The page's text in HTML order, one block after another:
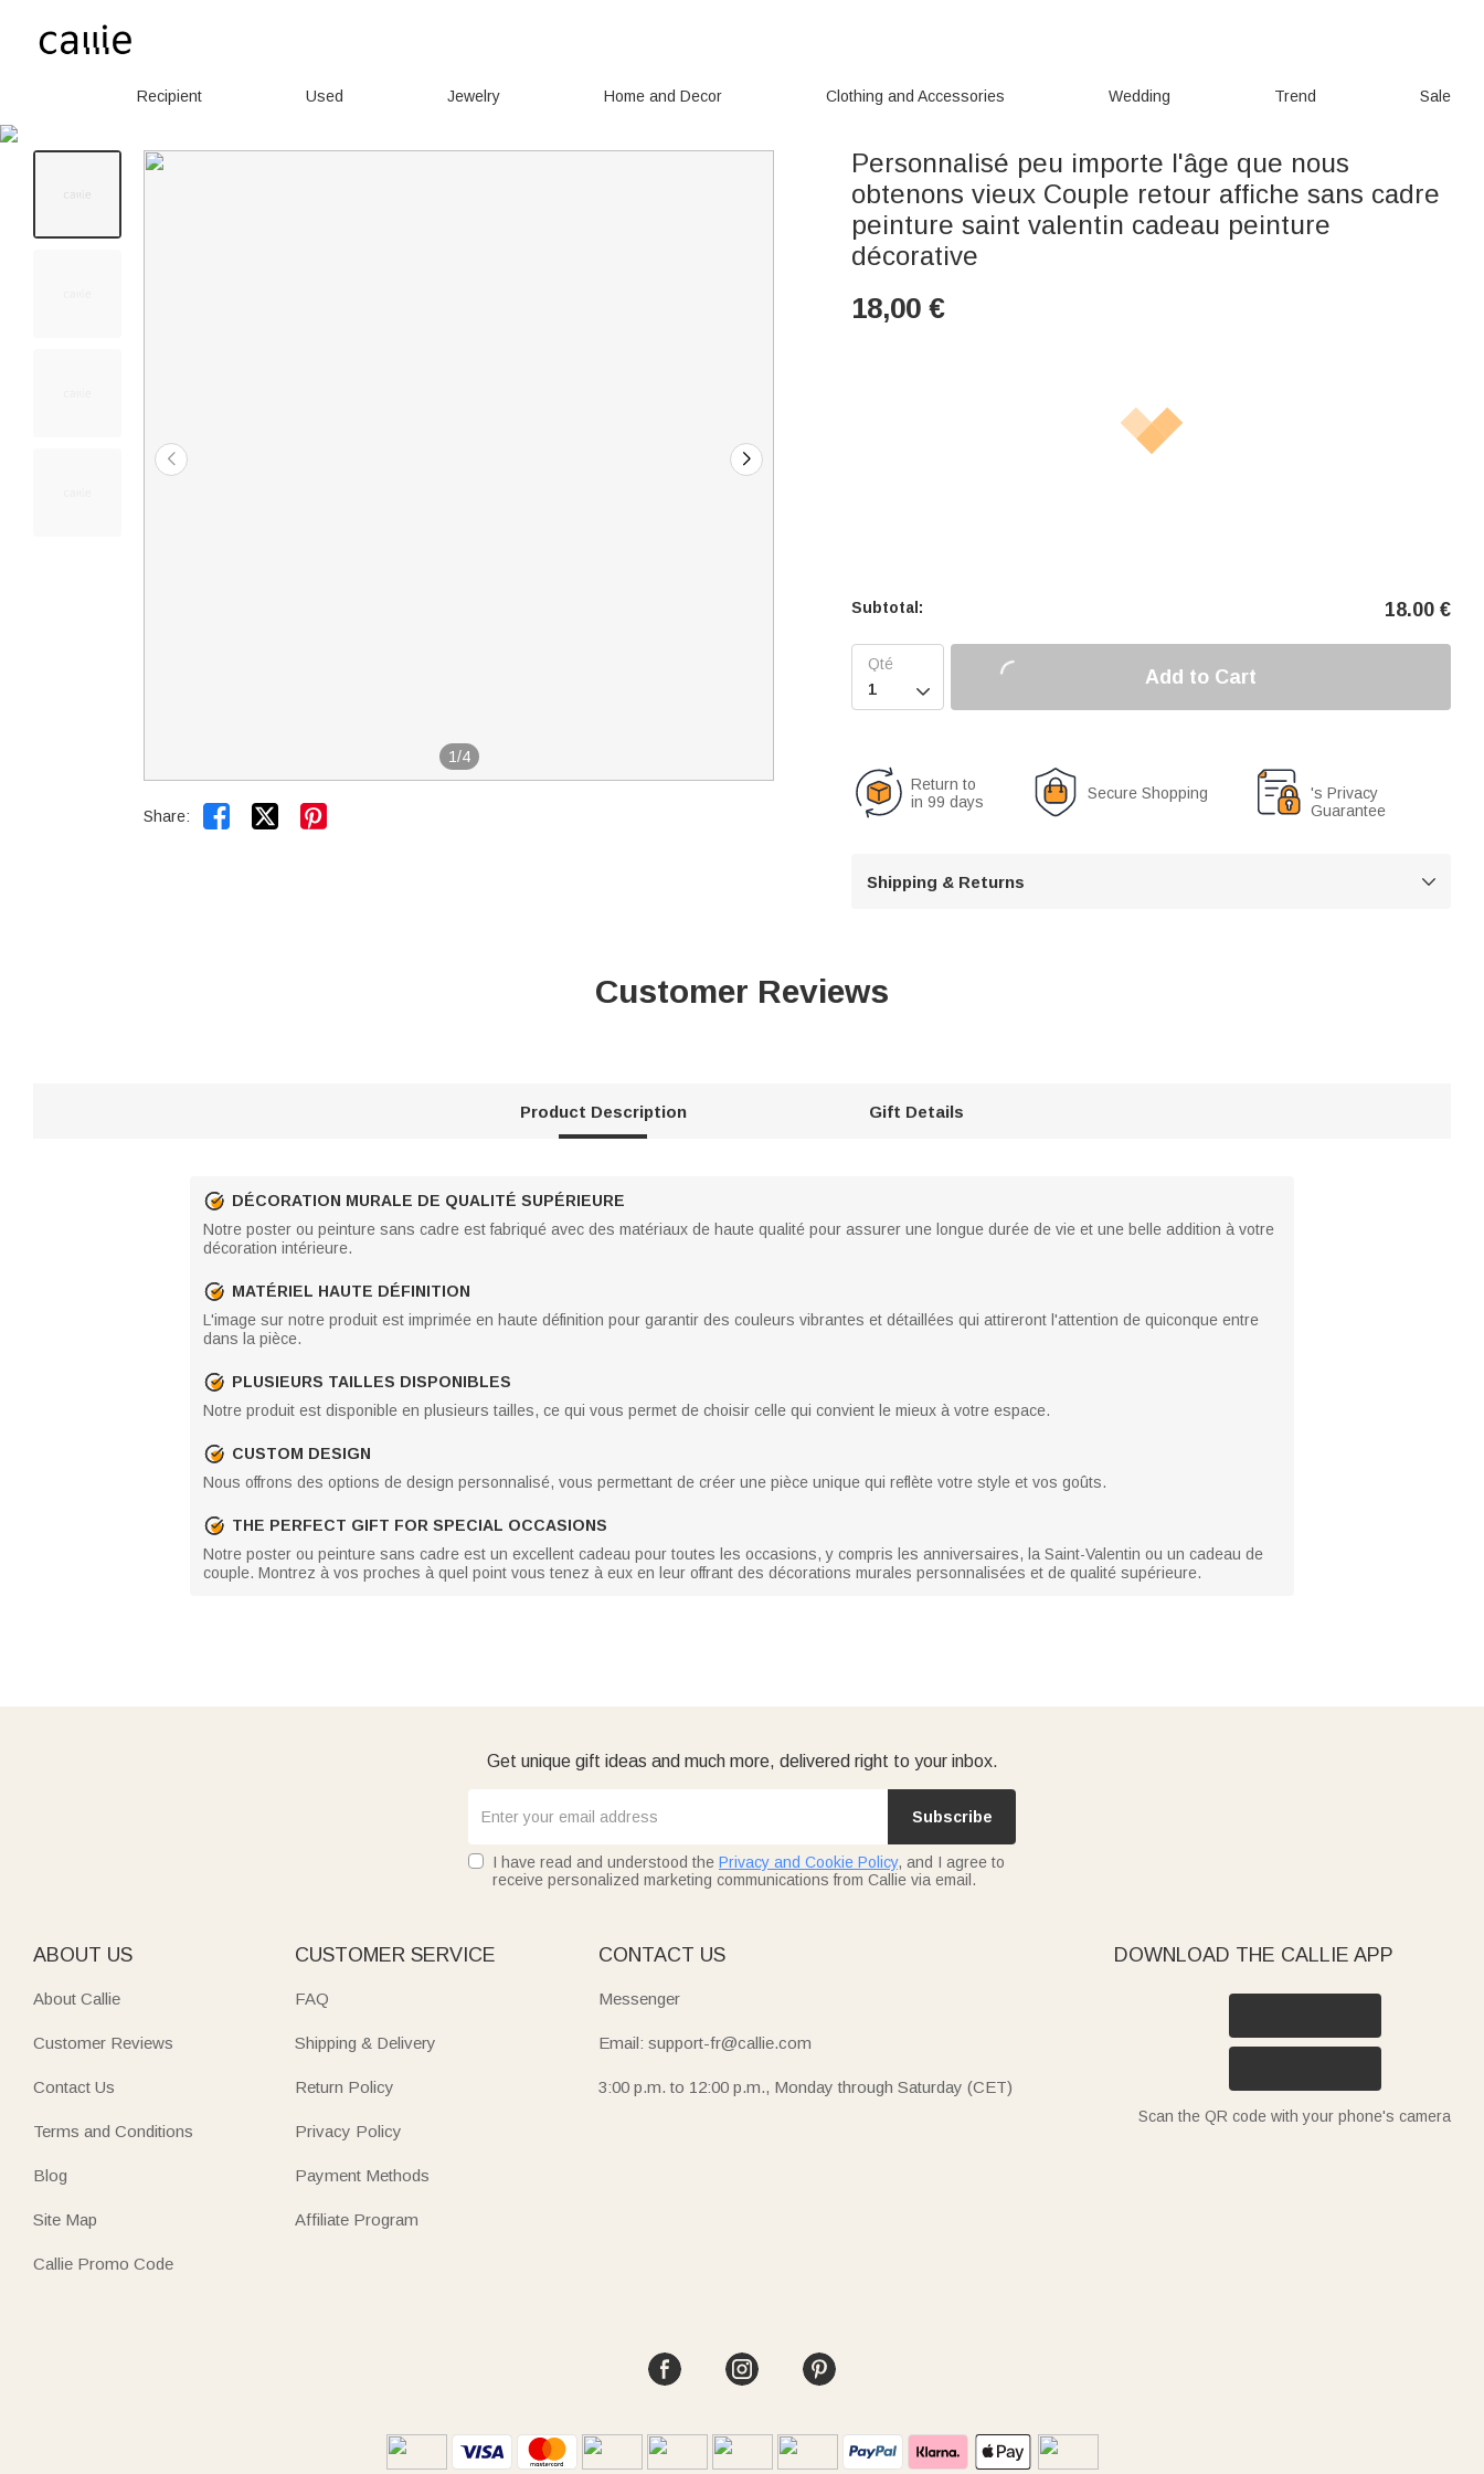
Recipient Used Jewelry Home and Decor Clothing and Accessories Wedding Trend Sale
1/4
Share:  
Personnalisé peu importe l'âge que nous
obtenons vieux Couple retour affiche sans cadre
peinture saint valentin cadeau peinture
décorative
18,00 €
Subtotal: 18.00 €

Add to Cart
Return to
in 99 days
Secure Shopping
's Privacy
Guarantee
Shipping & Returns 
Customer Reviews
Product Description Gift Details
DÉCORATION MURALE DE QUALITÉ SUPÉRIEURE
Notre poster ou peinture sans cadre est fabriqué avec des matériaux de haute qualité pour assurer une longue durée de vie et une belle addition à votre
décoration intérieure.
MATÉRIEL HAUTE DÉFINITION
L'image sur notre produit est imprimée en haute définition pour garantir des couleurs vibrantes et détaillées qui attireront l'attention de quiconque entre
dans la pièce.
PLUSIEURS TAILLES DISPONIBLES
Notre produit est disponible en plusieurs tailles, ce qui vous permet de choisir celle qui convient le mieux à votre espace.
CUSTOM DESIGN
Nous offrons des options de design personnalisé, vous permettant de créer une pièce unique qui reflète votre style et vos goûts.
THE PERFECT GIFT FOR SPECIAL OCCASIONS
Notre poster ou peinture sans cadre est un excellent cadeau pour toutes les occasions, y compris les anniversaires, la Saint-Valentin ou un cadeau de
couple. Montrez à vos proches à quel point vous tenez à eux en leur offrant des décorations murales personnalisées et de qualité supérieure.
Get unique gift ideas and much more, delivered right to your inbox.
Subscribe
I have read and understood the Privacy and Cookie Policy, and I agree to
receive personalized marketing communications from Callie via email.
ABOUT US
About Callie
Customer Reviews
Contact Us
Terms and Conditions
Blog
Site Map
Callie Promo Code
CUSTOMER SERVICE
FAQ
Shipping & Delivery
Return Policy
Privacy Policy
Payment Methods
Affiliate Program
CONTACT US
Messenger
Email: support-fr@callie.com
3:00 p.m. to 12:00 p.m., Monday through Saturday (CET)
DOWNLOAD THE CALLIE APP
Scan the QR code with your phone's camera